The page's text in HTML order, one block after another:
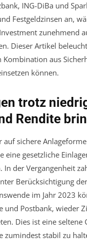
ING-DiBa und
Festgeldzinsen an,
zunehmend
Dieser Artikel
aus
können.
trotz
Rendite
sichere
eine gesetzliche
der Vergangenheit
Berücksichtigung
im Jahr 2023
und Postbank, wieder
Dies ist eine seltene
zumindest stabil zu